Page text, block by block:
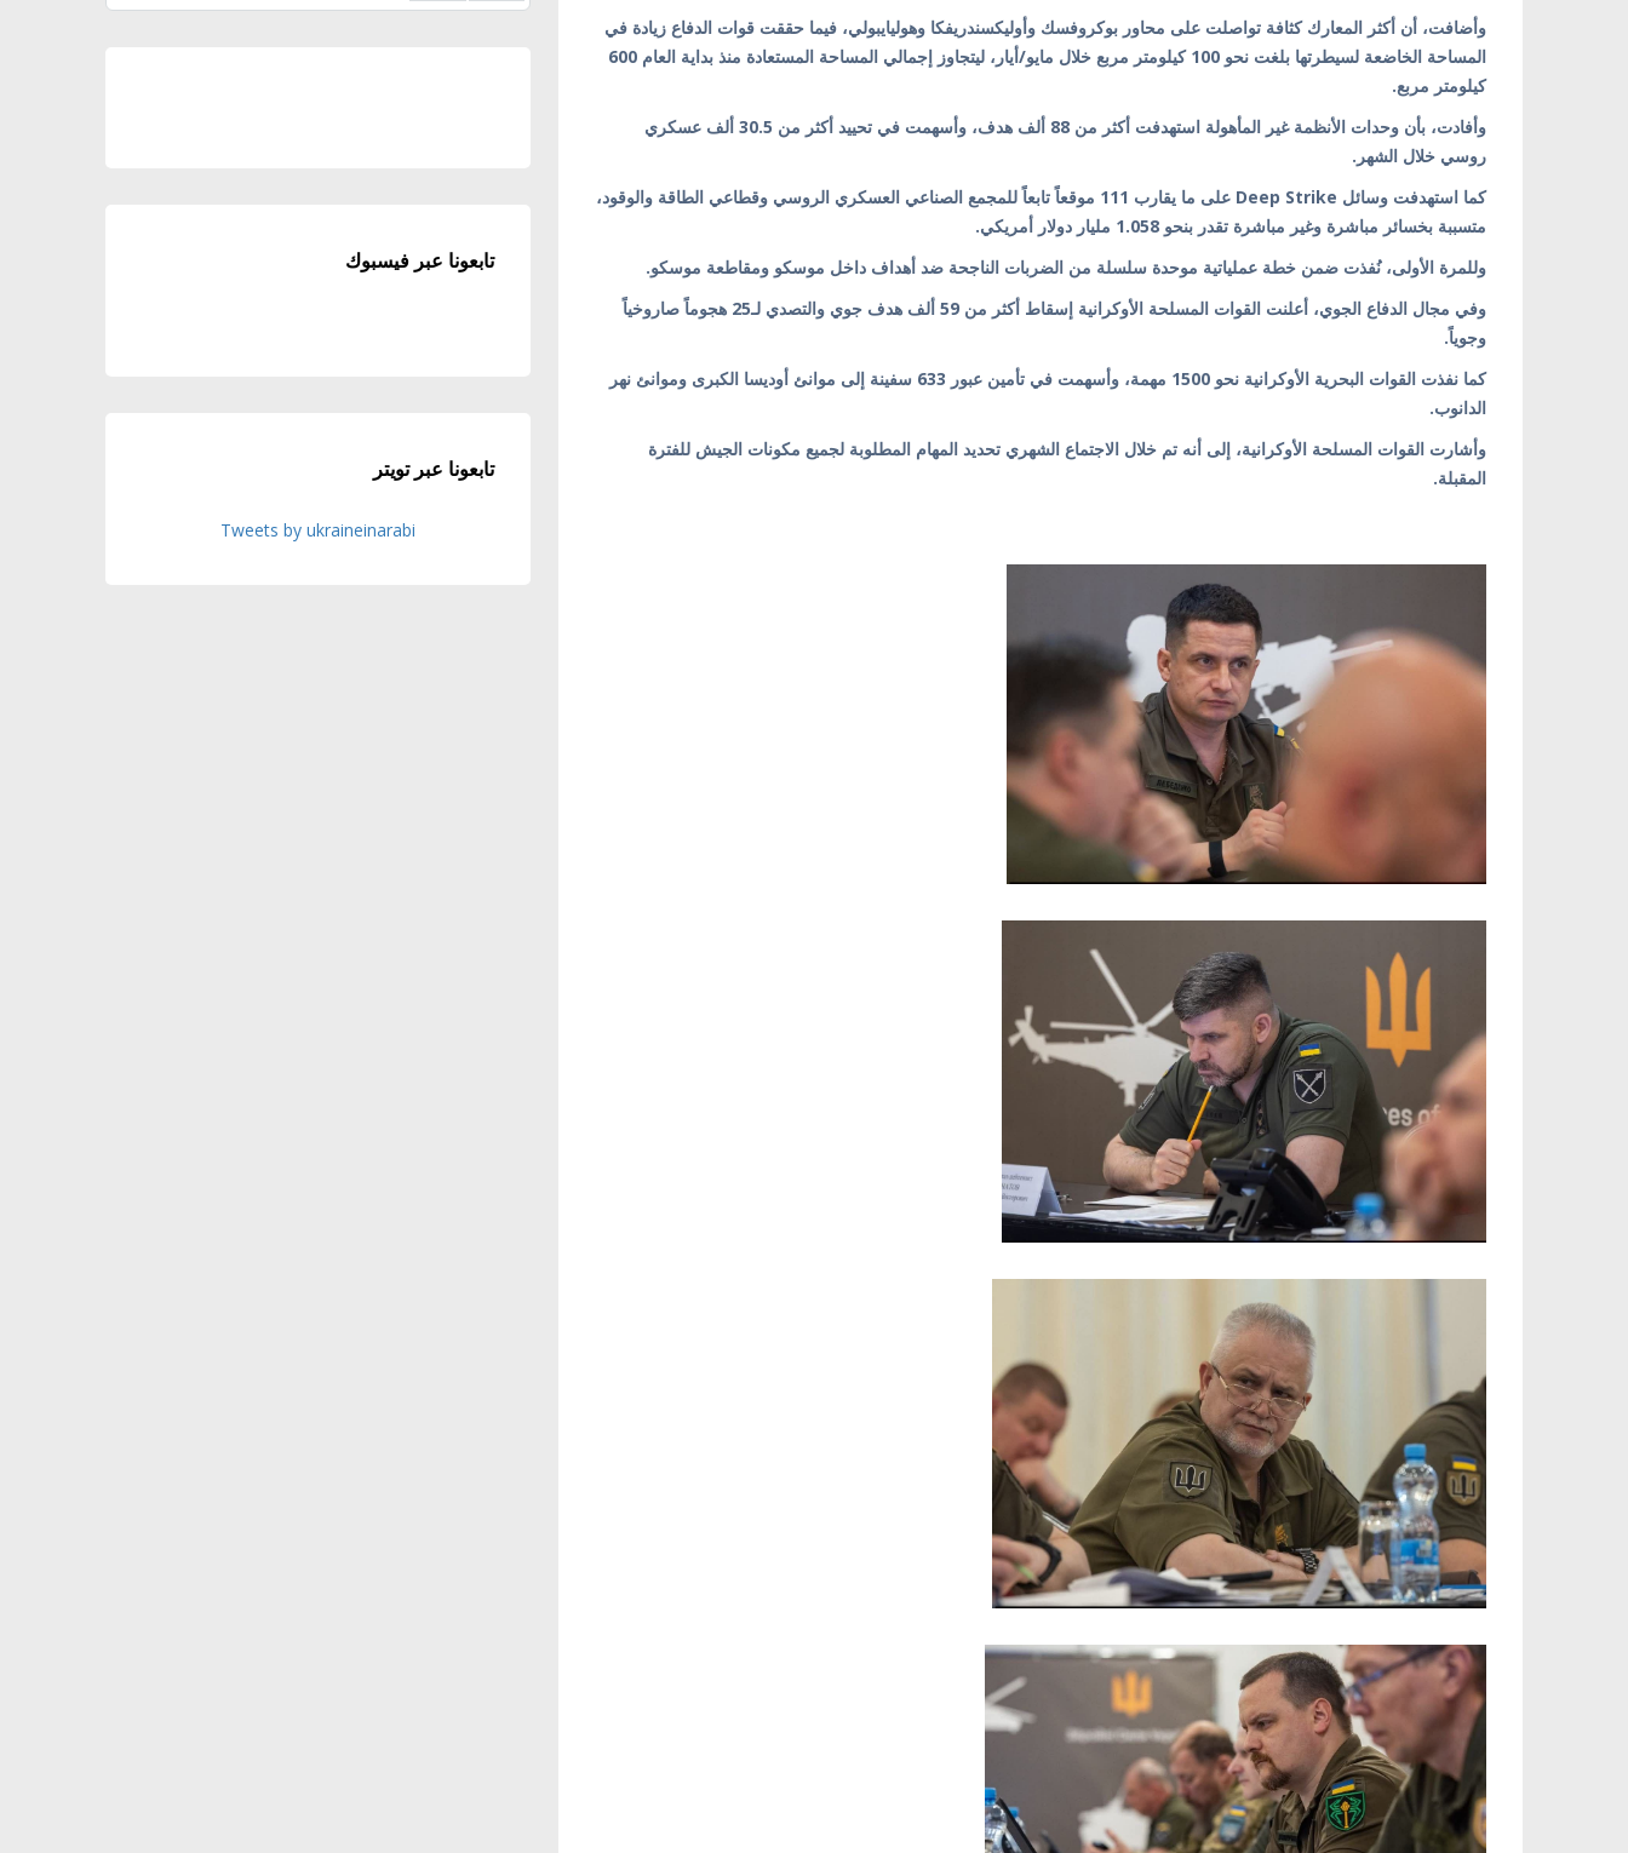
وأضافت، أن أكثر المعارك كثافة تواصلت على محاور بوكروفسك وأوليكسندريفكا وهوليايبولي، فيما حققت قوات الدفاع زيادة في
المساحة الخاضعة لسيطرتها بلغت نحو 100 كيلومتر مربع خلال مايو/أيار، ليتجاوز إجمالي المساحة المستعادة منذ بداية العام 600
كيلومتر مربع.
وأفادت، بأن وحدات الأنظمة غير المأهولة استهدفت أكثر من 88 ألف هدف، وأسهمت في تحييد أكثر من 30.5 ألف عسكري
روسي خلال الشهر.
كما استهدفت وسائل Deep Strike على ما يقارب 111 موقعاً تابعاً للمجمع الصناعي العسكري الروسي وقطاعي الطاقة والوقود،
متسببة بخسائر مباشرة وغير مباشرة تقدر بنحو 1.058 مليار دولار أمريكي.
وللمرة الأولى، نُفذت ضمن خطة عملياتية موحدة سلسلة من الضربات الناجحة ضد أهداف داخل موسكو ومقاطعة موسكو.
وفي مجال الدفاع الجوي، أعلنت القوات المسلحة الأوكرانية إسقاط أكثر من 59 ألف هدف جوي والتصدي لـ25 هجوماً صاروخياً
وجوياً.
كما نفذت القوات البحرية الأوكرانية نحو 1500 مهمة، وأسهمت في تأمين عبور 633 سفينة إلى موانئ أوديسا الكبرى وموانئ نهر
الدانوب.
وأشارت القوات المسلحة الأوكرانية، إلى أنه تم خلال الاجتماع الشهري تحديد المهام المطلوبة لجميع مكونات الجيش للفترة
المقبلة.
تابعونا عبر فيسبوك
تابعونا عبر تويتر
Tweets by ukraineinarabi